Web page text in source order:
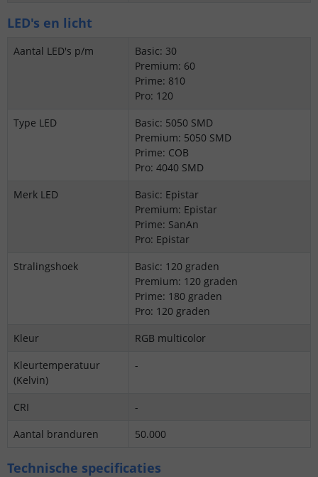
LED's en licht
Aantal LED's p/m
Basic: 30
Premium: 60
Prime: 810
Pro: 120
Type LED
Basic: 5050 SMD
Premium: 5050 SMD
Prime: COB
Pro: 4040 SMD
Merk LED
Basic: Epistar
Premium: Epistar
Prime: SanAn
Pro: Epistar
Stralingshoek
Basic: 120 graden
Premium: 120 graden
Prime: 180 graden
Pro: 120 graden
Kleur
RGB multicolor
Kleurtemperatuur
(Kelvin)
-
CRI
-
Aantal branduren
50.000
Technische specificaties